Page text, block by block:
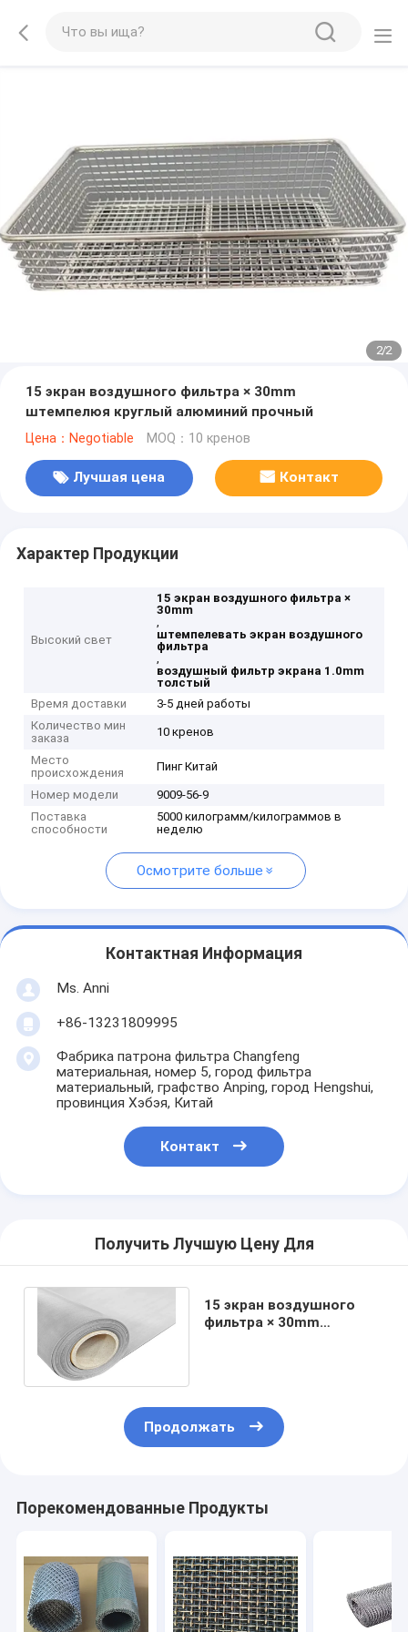
2/2
15 экран воздушного фильтра × 30mm
штемпелюя круглый алюминий прочный
Цена：Negotiable MOQ：10 кренов
Лучшая цена Контакт
Характер Продукции
Высокий свет
15 экран воздушного фильтра ×
30mm
,
штемпелевать экран воздушного
фильтра
,
воздушный фильтр экрана 1.0mm
толстый
Время доставки
3-5 дней работы
Количество мин
заказа
10 кренов
Место
происхождения
Пинг Китай
Номер модели
9009-56-9
Поставка
способности
5000 килограмм/килограммов в
неделю
Осмотрите больше
Контактная Информация
Ms. Anni
+86-13231809995
Фабрика патрона фильтра Changfeng
материальная, номер 5, город фильтра
материальный, графство Anping, город Hengshui,
провинция Хэбэя, Китай
Контакт
Получить Лучшую Цену Для
15 экран воздушного
фильтра × 30mm
Продолжать
Порекомендованные Продукты